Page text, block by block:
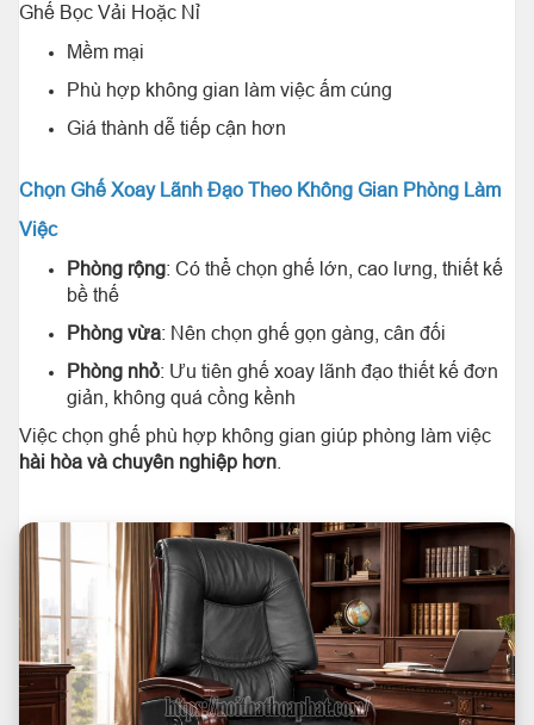
Ghế Bọc Vải Hoặc Nỉ
Mềm mại
Phù hợp không gian làm việc ấm cúng
Giá thành dễ tiếp cận hơn
Chọn Ghế Xoay Lãnh Đạo Theo Không Gian Phòng Làm
Việc
Phòng rộng: Có thể chọn ghế lớn, cao lưng, thiết kế
bề thế
Phòng vừa: Nên chọn ghế gọn gàng, cân đối
Phòng nhỏ: Ưu tiên ghế xoay lãnh đạo thiết kế đơn
giản, không quá cồng kềnh
Việc chọn ghế phù hợp không gian giúp phòng làm việc
hài hòa và chuyên nghiệp hơn